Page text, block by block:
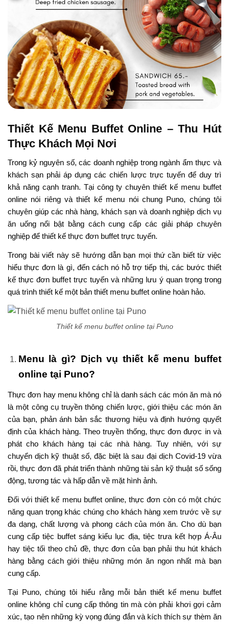
Thiết Kế Menu Buffet Online – Thu Hút
Thực Khách Mọi Nơi
Trong kỷ nguyên số, các doanh nghiệp trong ngành ẩm thực và
khách sạn phải áp dụng các chiến lược trực tuyến để duy trì
khả năng cạnh tranh. Tại công ty chuyên thiết kế menu buffet
online nói riêng và thiết kế menu nói chung Puno, chúng tôi
chuyên giúp các nhà hàng, khách sạn và doanh nghiệp dịch vụ
ăn uống nổi bật bằng cách cung cấp các giải pháp chuyên
nghiệp để thiết kế thực đơn buffet trực tuyến.
Trong bài viết này sẽ hướng dẫn bạn mọi thứ cần biết từ việc
hiểu thực đơn là gì, đến cách nó hỗ trợ tiếp thị, các bước thiết
kế thực đơn buffet trực tuyến và những lưu ý quan trọng trong
quá trình thiết kế một bản thiết menu buffet online hoàn hảo.
Thiết kế menu buffet online tại Puno
Menu là gì? Dịch vụ thiết kế menu buffet
online tại Puno?
Thực đơn hay menu không chỉ là danh sách các món ăn mà nó
là một công cụ truyền thông chiến lược, giới thiệu các món ăn
của bạn, phản ánh bản sắc thương hiệu và định hướng quyết
định của khách hàng. Theo truyền thống, thực đơn được in và
phát cho khách hàng tại các nhà hàng. Tuy nhiên, với sự
chuyển dịch kỹ thuật số, đặc biệt là sau đại dịch Covid-19 vừa
rồi, thực đơn đã phát triển thành những tài sản kỹ thuật số sống
động, tương tác và hấp dẫn về mặt hình ảnh.
Đối với thiết kế menu buffet online, thực đơn còn có một chức
năng quan trọng khác chúng cho khách hàng xem trước về sự
đa dạng, chất lượng và phong cách của món ăn. Cho dù bạn
cung cấp tiệc buffet sáng kiểu lục địa, tiệc trưa kết hợp Á-Âu
hay tiệc tối theo chủ đề, thực đơn của bạn phải thu hút khách
hàng bằng cách giới thiệu những món ăn ngon nhất mà bạn
cung cấp.
Tại Puno, chúng tôi hiểu rằng mỗi bản thiết kế menu buffet
online không chỉ cung cấp thông tin mà còn phải khơi gợi cảm
xúc, tạo nên những kỳ vọng đúng đắn và kích thích sự thèm ăn